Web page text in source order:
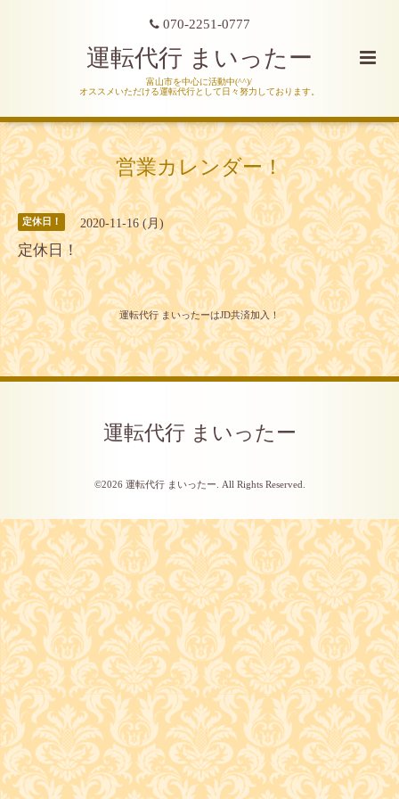
070-2251-0777
運転代行 まいったー
富山市を中心に活動中(^^)/
オススメいただける運転代行として日々努力しております。
営業カレンダー！
定休日！ 2020-11-16 (月)
定休日！
運転代行 まいったーはJD共済加入！
運転代行 まいったー
©2026 運転代行 まいったー . All Rights Reserved.